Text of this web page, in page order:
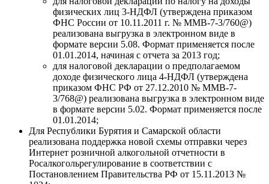
физических лиц 3-НДФЛ (утверждена приказом
ФНС России от 10.11.2011 г. № ММВ-7-3/760@)
реализована выгрузка в электронном виде в
формате версии 5.08. Формат применяется после
01.01.2014, начиная с отчета за 2013 год;
для налоговой декларации о предполагаемом
доходе физического лица 4-НДФЛ (утверждена
приказом ФНС РФ от 27.12.2010 № ММВ-7-
3/768@) реализована выгрузка в электронном виде
в формате версии 5.02. Формат применяется после
01.01.2014;
Для Республики Бурятия и Самарской области
реализована поддержка новой схемы отправки через
Интернет розничной алкогольной отчетности в
Росалкогольрегулирование в соответствии с
Постановлением Правительства РФ от 15.11.2013 №